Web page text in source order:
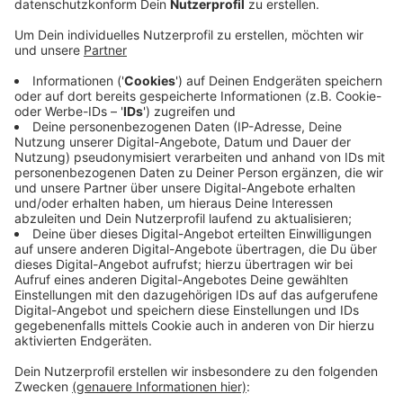
Anzeige
Nach ersten Angaben des Zeugen wurde hier eine
männliche Person schwer verletzt. Die Einsatzkräfte
fanden vor Ort eine leblose Person vor. Laut der
Polizei handelte es sich dabei um den Bewohner der
Wohnung. In der Nähe der Wohnung fand die Polizei
dann einen 34-jährigen Mann mit Blutflecken auf seiner
Kleidung. Er wurde festgenommen. Der 39-jährige
Bewohner des Wohnheims wurde in eine Klinik
gebracht und verstarb kurz daraufhin. Eine
Mordkommission und die Staatsanwaltschaft haben
die Ermittlungen übernommen.